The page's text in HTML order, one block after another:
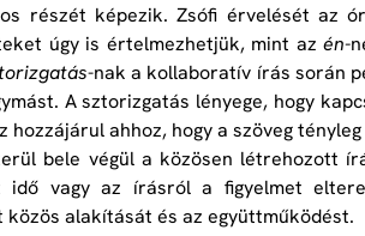
részét képezik. Zsófi érvelését az
úgy is értelmezhetjük, mint azén-
-nak a kollaboratív írás során
A sztorizgatás lényege, hogy
ahhoz, hogy a szöveg
bele végül a közösen létrehozott
vagy az írásról a figyelmet
alakítását és az együttműködést.